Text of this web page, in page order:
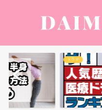
ドラマ